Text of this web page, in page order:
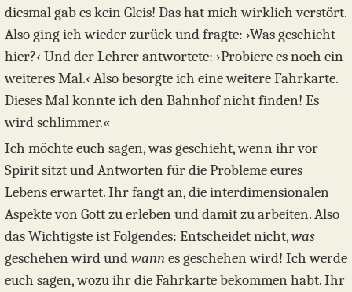
diesmal gab es kein Gleis! Das hat mich wirklich verstört.
Also ging ich wieder zurück und fragte: ›Was geschieht
hier?‹ Und der Lehrer antwortete: ›Probiere es noch ein
weiteres Mal.‹ Also besorgte ich eine weitere Fahrkarte.
Dieses Mal konnte ich den Bahnhof nicht finden! Es
wird schlimmer.«
Ich möchte euch sagen, was geschieht, wenn ihr vor
Spirit sitzt und Antworten für die Probleme eures
Lebens erwartet. Ihr fangt an, die interdimensionalen
Aspekte von Gott zu erleben und damit zu arbeiten. Also
das Wichtigste ist Folgendes: Entscheidet nicht,was
geschehen wird undwannes geschehen wird! Ich werde
euch sagen, wozu ihr die Fahrkarte bekommen habt. Ihr